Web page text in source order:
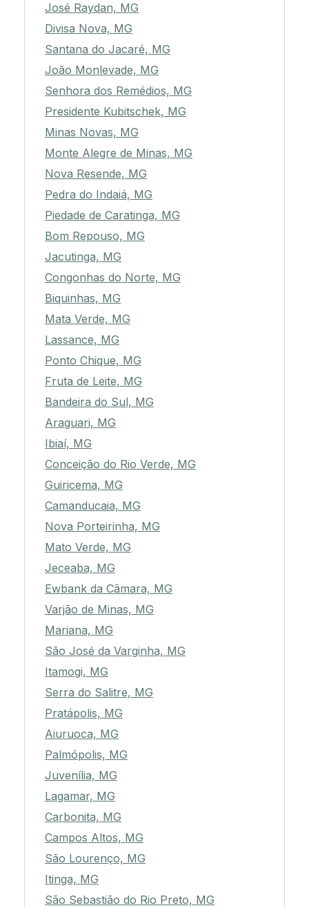
José Raydan, MG
Divisa Nova, MG
Santana do Jacaré, MG
João Monlevade, MG
Senhora dos Remédios, MG
Presidente Kubitschek, MG
Minas Novas, MG
Monte Alegre de Minas, MG
Nova Resende, MG
Pedra do Indaiá, MG
Piedade de Caratinga, MG
Bom Repouso, MG
Jacutinga, MG
Congonhas do Norte, MG
Biquinhas, MG
Mata Verde, MG
Lassance, MG
Ponto Chique, MG
Fruta de Leite, MG
Bandeira do Sul, MG
Araguari, MG
Ibiaí, MG
Conceição do Rio Verde, MG
Guiricema, MG
Camanducaia, MG
Nova Porteirinha, MG
Mato Verde, MG
Jeceaba, MG
Ewbank da Câmara, MG
Varjão de Minas, MG
Mariana, MG
São José da Varginha, MG
Itamogi, MG
Serra do Salitre, MG
Pratápolis, MG
Aiuruoca, MG
Palmópolis, MG
Juvenília, MG
Lagamar, MG
Carbonita, MG
Campos Altos, MG
São Lourenço, MG
Itinga, MG
São Sebastião do Rio Preto, MG